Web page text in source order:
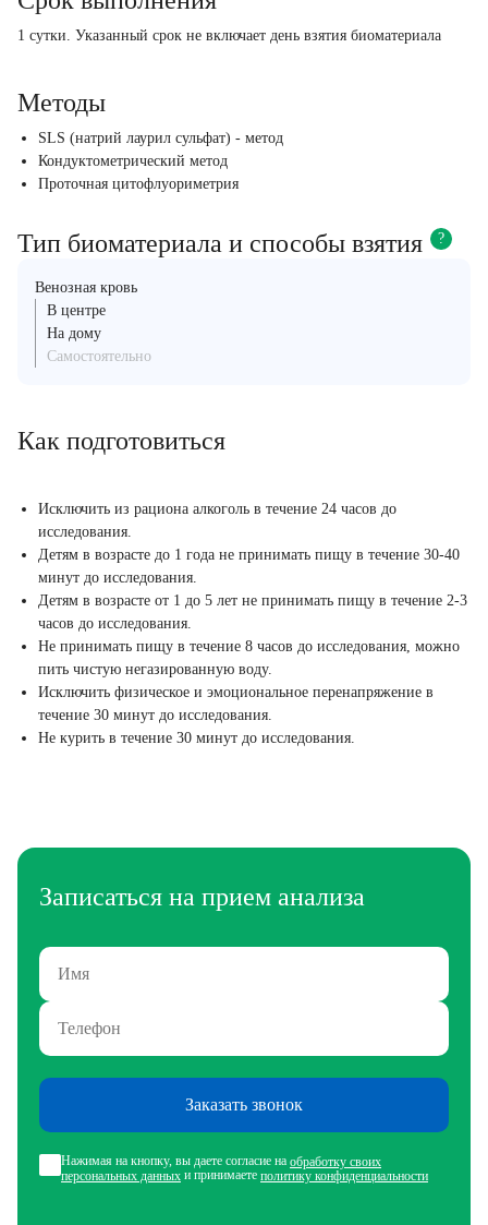
1 сутки. Указанный срок не включает день взятия биоматериала
Методы
SLS (натрий лаурил сульфат) - метод
Кондуктометрический метод
Проточная цитофлуориметрия
Тип биоматериала и способы взятия ?
Венозная кровь
В центре
На дому
Самостоятельно
Как подготовиться
Исключить из рациона алкоголь в течение 24 часов до
исследования.
Детям в возрасте до 1 года не принимать пищу в течение 30-40
минут до исследования.
Детям в возрасте от 1 до 5 лет не принимать пищу в течение 2-3
часов до исследования.
Не принимать пищу в течение 8 часов до исследования, можно
пить чистую негазированную воду.
Исключить физическое и эмоциональное перенапряжение в
течение 30 минут до исследования.
Не курить в течение 30 минут до исследования.
Записаться на прием анализа
Заказать звонок
Нажимая на кнопку, вы даете согласие на обработку своих
персональных данных и принимаете политику конфиденциальности